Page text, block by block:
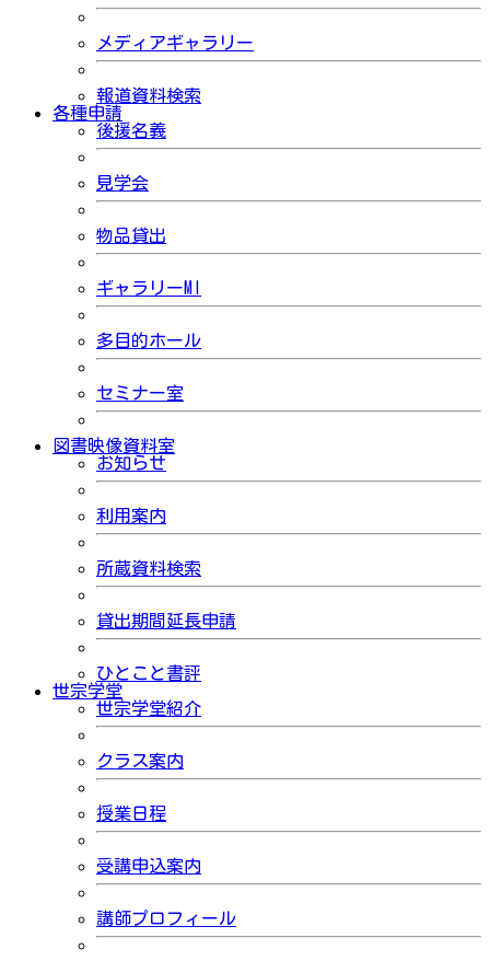
メディアギャラリー
報道資料検索
各種申請
後援名義
見学会
物品貸出
ギャラリーMI
多目的ホール
セミナー室
図書映像資料室
お知らせ
利用案内
所蔵資料検索
貸出期間延長申請
ひとこと書評
世宗学堂
世宗学堂紹介
クラス案内
授業日程
受講申込案内
講師プロフィール